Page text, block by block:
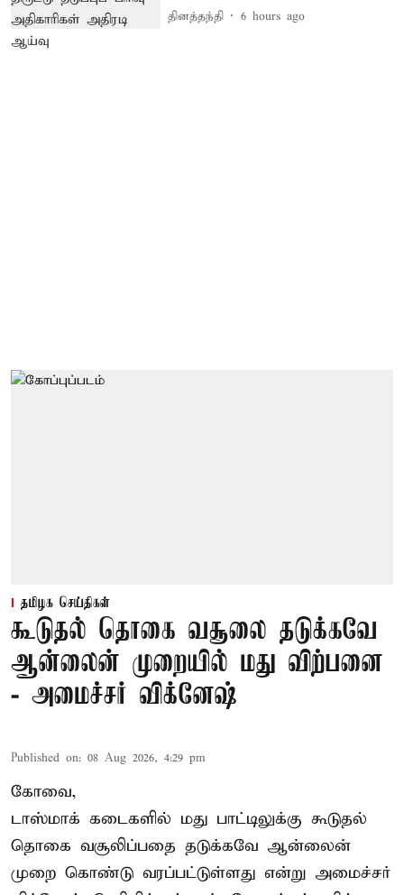
தினத்தந்தி 6 hours ago
தமிழக செய்திகள்
கூடுதல் தொகை வசூலை தடுக்கவே
ஆன்லைன் முறையில் மது விற்பனை
- அமைச்சர் விக்னேஷ்
Published on: 08 Aug 2026, 4:29 pm
கோவை,
டாஸ்மாக் கடைகளில் மது பாட்டிலுக்கு கூடுதல்
தொகை வசூலிப்பதை தடுக்கவே ஆன்லைன்
முறை கொண்டு வரப்பட்டுள்ளது என்று அமைச்சர்